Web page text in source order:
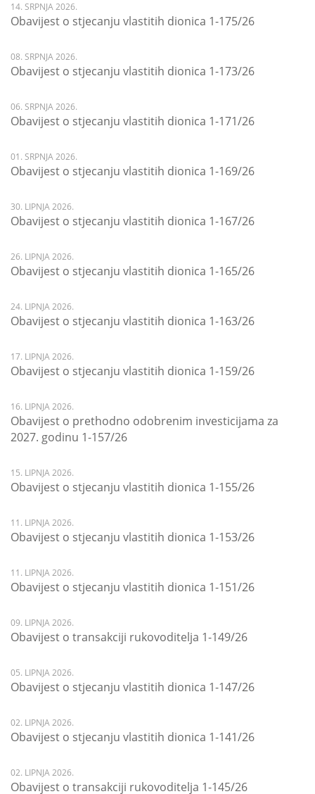
14. SRPNJA 2026.
Obavijest o stjecanju vlastitih dionica 1-175/26
08. SRPNJA 2026.
Obavijest o stjecanju vlastitih dionica 1-173/26
06. SRPNJA 2026.
Obavijest o stjecanju vlastitih dionica 1-171/26
01. SRPNJA 2026.
Obavijest o stjecanju vlastitih dionica 1-169/26
30. LIPNJA 2026.
Obavijest o stjecanju vlastitih dionica 1-167/26
26. LIPNJA 2026.
Obavijest o stjecanju vlastitih dionica 1-165/26
24. LIPNJA 2026.
Obavijest o stjecanju vlastitih dionica 1-163/26
17. LIPNJA 2026.
Obavijest o stjecanju vlastitih dionica 1-159/26
16. LIPNJA 2026.
Obavijest o prethodno odobrenim investicijama za
2027. godinu 1-157/26
15. LIPNJA 2026.
Obavijest o stjecanju vlastitih dionica 1-155/26
11. LIPNJA 2026.
Obavijest o stjecanju vlastitih dionica 1-153/26
11. LIPNJA 2026.
Obavijest o stjecanju vlastitih dionica 1-151/26
09. LIPNJA 2026.
Obavijest o transakciji rukovoditelja 1-149/26
05. LIPNJA 2026.
Obavijest o stjecanju vlastitih dionica 1-147/26
02. LIPNJA 2026.
Obavijest o stjecanju vlastitih dionica 1-141/26
02. LIPNJA 2026.
Obavijest o transakciji rukovoditelja 1-145/26